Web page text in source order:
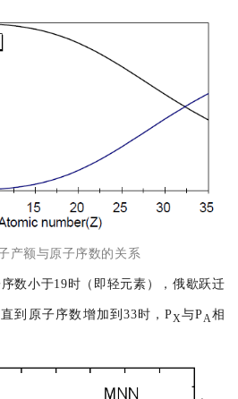
产额与原子序数的关系
数小于19时（即轻元素），俄歇跃迁
到原子序数增加到33时，PX与PA相